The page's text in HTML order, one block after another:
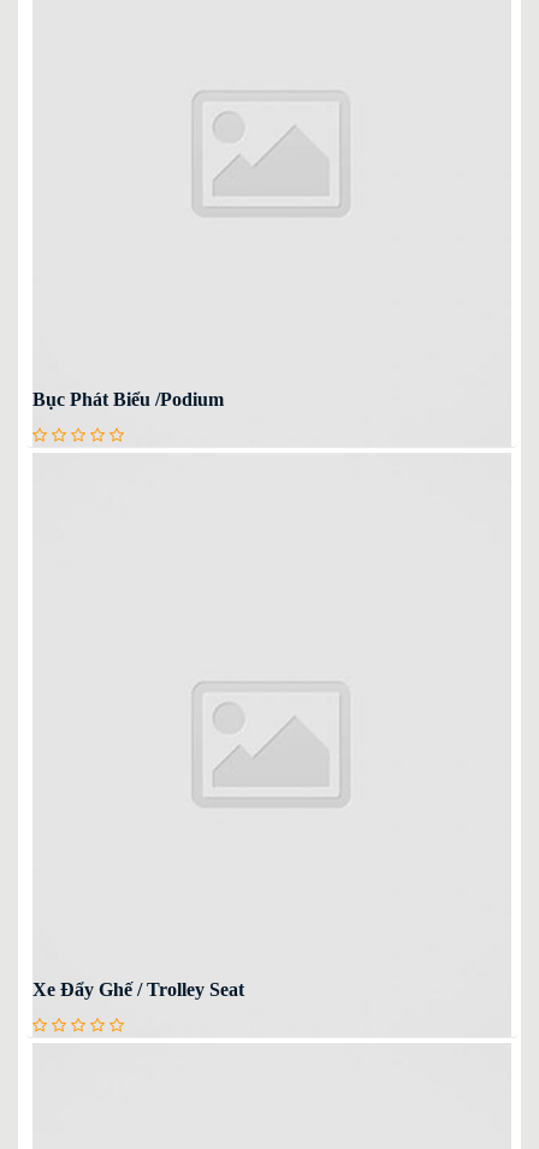
Bục Phát Biểu /Podium
Xe Đẩy Ghế / Trolley Seat